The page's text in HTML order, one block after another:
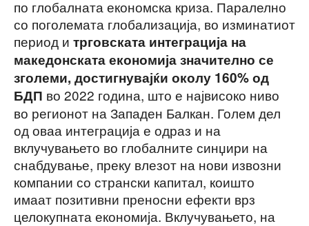
по глобалната економска криза. Паралелно
со поголемата глобализација, во изминатиот
период и трговската интеграција на
македонската економија значително се
зголеми, достигнувајќи околу 160% од
БДП во 2022 година, што е највисоко ниво
во регионот на Западен Балкан. Голем дел
од оваа интеграција е одраз и на
вклучувањето во глобалните синџири на
снабдување, преку влезот на нови извозни
компании со странски капитал, коишто
имаат позитивни преносни ефекти врз
целокупната економија. Вклучувањето, на